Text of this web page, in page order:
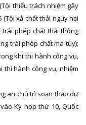
thiếu trách nhiệm gây
xả chất thải nguy hại
trái phép chất thải thông
trái phép chất ma túy);
khi thi hành công vụ,
thi hành công vụ, nhiệm
an chủ trì soạn thảo dự
Kỳ họp thứ 10, Quốc